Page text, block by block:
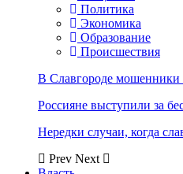
Политика
Экономика
Образование
Происшествия
В Славгороде мошенники
Россияне выступили за
Нередки случаи, когда
Prev Next